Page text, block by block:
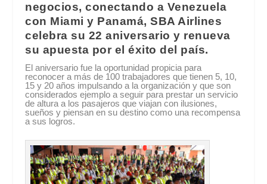
negocios, conectando a Venezuela
con Miami y Panamá, SBA Airlines
celebra su 22 aniversario y renueva
su apuesta por el éxito del país.
El aniversario fue la oportunidad propicia para
reconocer a más de 100 trabajadores que tienen 5, 10,
15 y 20 años impulsando a la organización y que son
considerados ejemplo a seguir para prestar un servicio
de altura a los pasajeros que viajan con ilusiones,
sueños y piensan en su destino como una recompensa
a sus logros.